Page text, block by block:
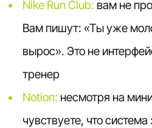
Nike Run Club: вам не
Вам пишут: «Ты уже
вырос». Это не
тренер
Notion: несмотря на
чувствуете, что